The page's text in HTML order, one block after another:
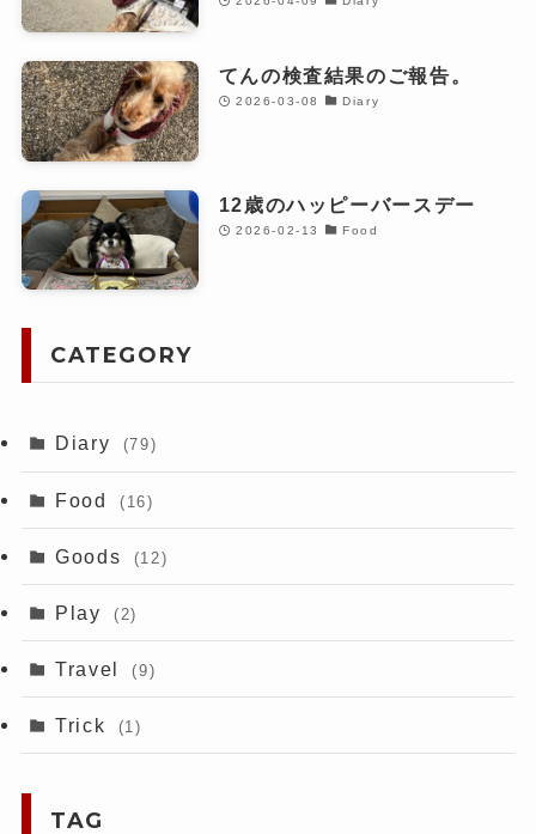
てんの検査結果のご報告。
2026-03-08 Diary
12歳のハッピーバースデー
2026-02-13 Food
CATEGORY
Diary (79)
Food (16)
Goods (12)
Play (2)
Travel (9)
Trick (1)
TAG